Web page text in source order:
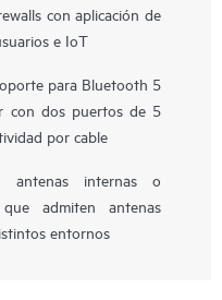
con aplicación de
e IoT
para Bluetooth 5
con dos puertos de 5
por cable
antenas internas o
admiten antenas
entornos